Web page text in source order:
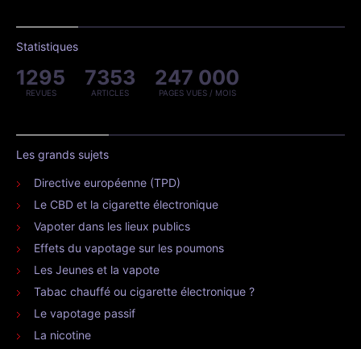
Statistiques
1295
REVUES
7353
ARTICLES
247 000
PAGES VUES / MOIS
Les grands sujets
Directive européenne (TPD)
Le CBD et la cigarette électronique
Vapoter dans les lieux publics
Effets du vapotage sur les poumons
Les Jeunes et la vapote
Tabac chauffé ou cigarette électronique ?
Le vapotage passif
La nicotine